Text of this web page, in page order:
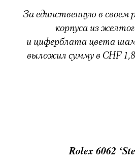
За единственную в своем
корпуса из
и циферблата цвета
выложил сумму в CHF
Rolex 6062